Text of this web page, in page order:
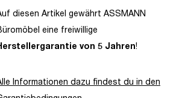
diesen Artikel gewährt ASSMANN
eine freiwillige
von 5 Jahren!
Informationen dazu findest du in den